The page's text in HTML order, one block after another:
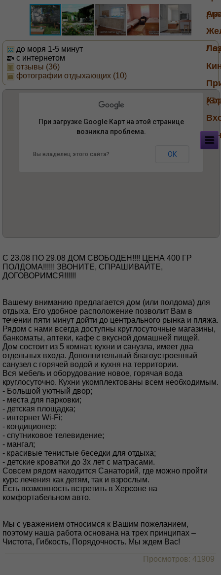
до моря 1-5 минут
с интернетом
отзывы (36)
фотографии отдыхающих (10)
Сдается в аренду Дом(или полдома)
При загрузке Google Карт на этой странице
возникла проблема.
Вы владелец этого сайта? ОК
C 23.08 ПО 29.08 ДОМ СВОБОДЕН!!!! ЦЕНА 400 ГР
ПОЛДОМА!!!!!! ЗВОНИТЕ, СПРАШИВАЙТЕ,
ДОГОВОРИМСЯ!!!!!!
Вашему вниманию предлагается дом (или полдома) для
отдыха. Его удобное расположение позволит Вам в
течении пяти минут дойти до центрального рынка и пляжа.
Рядом с нами всегда доступны круглосуточные магазины,
банкоматы, аптеки, кафе с вкусной домашней пищей.
Дом состоит из 5 комнат, кухни и санузла, имеет два
отдельных входа. Дополнительный благоустроенный
санузел с горячей водой и кухня на территории.
Вся мебель и оборудование новое, горячая вода
круглосуточно. Кухни укомплектованы всем необходимым.
- Большой уютный двор;
- места для парковки;
- детская площадка;
- интернет Wi-Fi;
- кондиционер;
- спутниковое телевидение;
- мангал;
- красивые тенистые беседки для отдыха;
- детские кроватки до 3х лет с матрасами.
Совсем рядом находится Санаторий, где можно пройти
курс лечения как детям, так и взрослым.
Есть возможность встретить в Херсоне на
комфортабельном авто.
Мы с уважением относимся к Вашим пожеланием,
поэтому наша работа основана на трех принципах –
Чистота, Гибкость, Порядочность. Мы ждем Вас!
Просмотров: 41909